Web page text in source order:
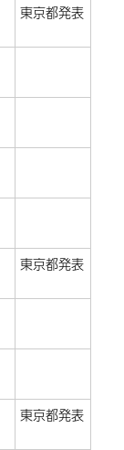
東京都発表
東京都発表
東京都発表